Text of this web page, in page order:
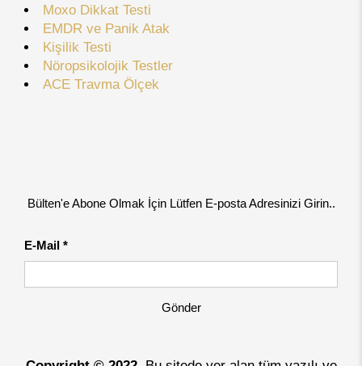
Moxo Dikkat Testi
EMDR ve Panik Atak
Kişilik Testi
Nöropsikolojik Testler
ACE Travma Ölçek
Bülten'e Abone Olmak İçin Lütfen E-posta Adresinizi Girin..
E-Mail *
Gönder